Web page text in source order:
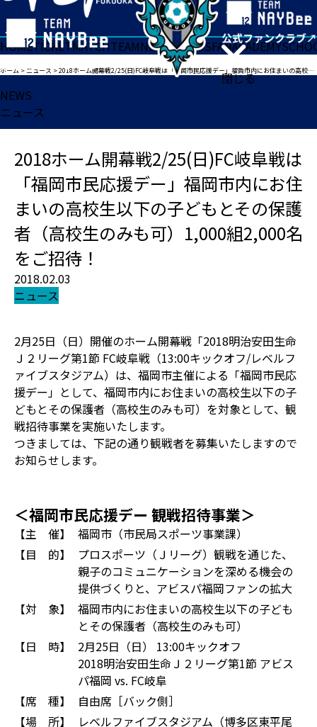
閉じる
HOMETICKETMATCHTEAMNEWSGOODSFANACADEMY
ホーム >ニュース >2018ホーム開幕戦2/25(日)FC岐阜戦は「福岡市民応援デー」福岡市内にお住まいの高校生以下の子どもとその保護者（高校生のみも可）1,000組2,000名をご招待！
NEWS
ニュース
2018ホーム開幕戦2/25(日)FC岐阜戦は
「福岡市民応援デー」福岡市内にお住
まいの高校生以下の子どもとその保護
者（高校生のみも可）1,000組2,000名
をご招待！
2018.02.03
ニュース
2月25日（日）開催のホーム開幕戦「2018明治安田生命
Ｊ２リーグ第1節 FC岐阜戦（13:00キックオフ/レベルフ
ァイブスタジアム）は、福岡市主催による「福岡市民応
援デー」として、福岡市内にお住まいの高校生以下の子
どもとその保護者（高校生のみも可）を対象として、観
戦招待事業を実施いたします。
つきましては、下記の通り観戦者を募集いたしますので
お知らせします。
＜福岡市民応援デー 観戦招待事業＞
【主 催】
福岡市（市民局スポーツ事業課）
【目 的】
プロスポーツ（Ｊリーグ）観戦を通じた、
親子のコミュニケーションを深める機会の
提供づくりと、アビスパ福岡ファンの拡大
【対 象】
福岡市内にお住まいの高校生以下の子ども
とその保護者（高校生のみも可）
【日 時】
2月25日（日） 13:00キックオフ
2018明治安田生命Ｊ２リーグ第1節 アビス
パ福岡 vs. FC岐阜
【席 種】
自由席［バック側］
【場 所】
レベルファイブスタジアム（博多区東平尾